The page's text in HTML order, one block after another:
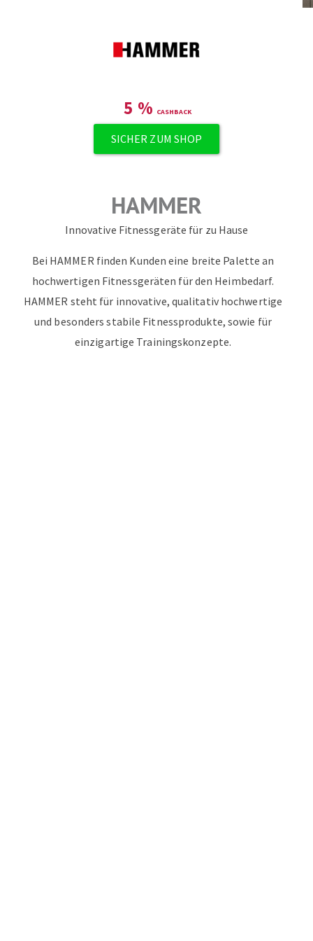
5 %
SICHER ZUM SHOP
HAMMER
Innovative Fitnessgeräte für zu Hause
Bei HAMMER finden Kunden eine breite Palette an
hochwertigen Fitnessgeräten für den Heimbedarf.
HAMMER steht für innovative, qualitativ hochwertige
und besonders stabile Fitnessprodukte, sowie für
einzigartige Trainingskonzepte.